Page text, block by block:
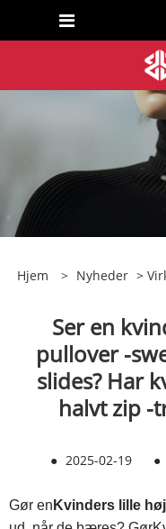
Hjem > Nyheder >
Ser en
pullover -
slides? Har
halvt zip -
● 2025-02-19 ●
Gør en Kvinders lille